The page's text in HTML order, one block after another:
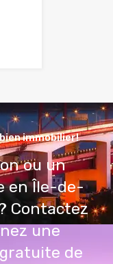
immobilier!
ou un
en Île-de-
Contactez
une
de